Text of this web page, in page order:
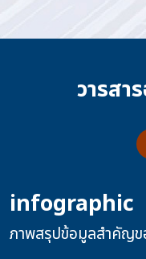
วารสา
infographic
ภาพสรุปข้อมูลสำคัญ